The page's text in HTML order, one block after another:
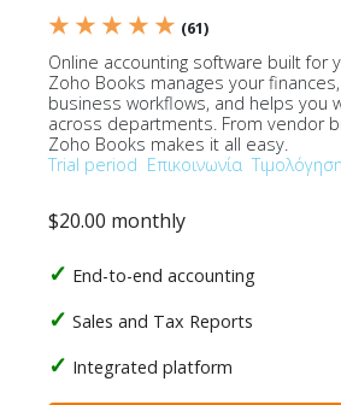
★ ★ ★ ★ ★ (61)
Online accounting software built for
Zoho Books manages your
business workflows, and helps you
across departments. From vendor
Zoho Books makes it all easy.
Trial period Επικοινωνία Τιμολόγηση
$20.00 monthly
End-to-end accounting
Sales and Tax Reports
Integrated platform